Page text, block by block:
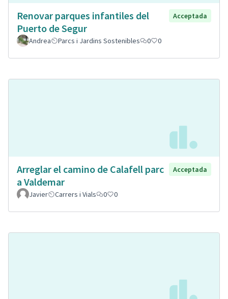
Renovar parques infantiles del
Puerto de Segur
Acceptada
Andrea Parcs i Jardins Sostenibles 0 0
Arreglar el camino de Calafell parc
a Valdemar
Acceptada
Javier Carrers i Vials 0 0